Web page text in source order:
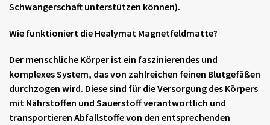
Schwangerschaft unterstützen können).
Wie funktioniert die Healymat Magnetfeldmatte?
Der menschliche Körper ist ein faszinierendes und
komplexes System, das von zahlreichen feinen Blutgefäßen
durchzogen wird. Diese sind für die Versorgung des Körpers
mit Nährstoffen und Sauerstoff verantwortlich und
transportieren Abfallstoffe von den entsprechenden